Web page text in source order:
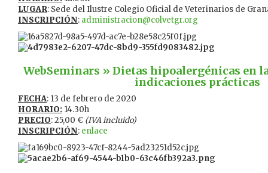
LUGAR: Sede del Ilustre Colegio Oficial de Veterinarios de
INSCRIPCIÓN: administracion@colvetgr.org
WebSeminars » Dietas hipoalergénicas en
indicaciones prácticas
FECHA: 13 de febrero de 2020
HORARIO: 14.30h
PRECIO: 25,00 € (IVA incluido)
INSCRIPCIÓN: enlace